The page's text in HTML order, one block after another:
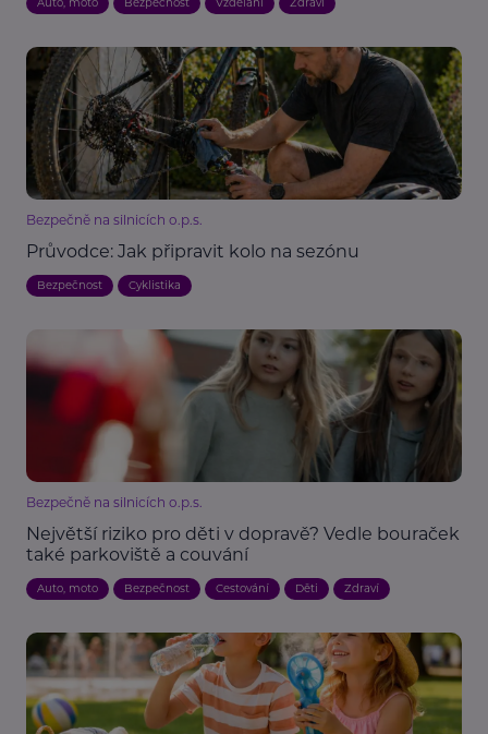
Auto, moto Bezpečnost Vzdělání Zdraví
Bezpečně na silnicích o.p.s.
Průvodce: Jak připravit kolo na sezónu
Bezpečnost Cyklistika
Bezpečně na silnicích o.p.s.
Největší riziko pro děti v dopravě? Vedle bouraček
také parkoviště a couvání
Auto, moto Bezpečnost Cestování Děti Zdraví